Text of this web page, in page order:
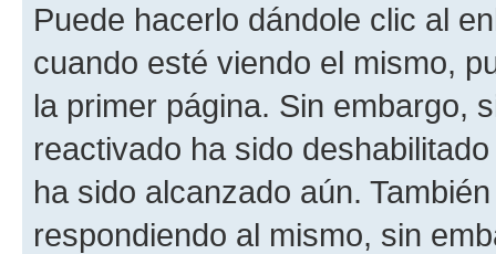
Puede hacerlo dándole clic al
cuando esté viendo el mismo,
la primer página. Sin embargo,
reactivado ha sido
ha sido alcanzado aún.
respondiendo al mismo, sin